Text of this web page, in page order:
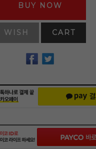
BUY NOW
WISH CART